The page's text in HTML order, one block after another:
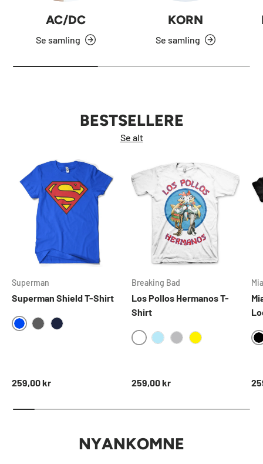
AC/DC
Se samling
KORN
Se samling
BESTSELLERE
Se alt
Superman
Superman Shield T-Shirt
BLUEDARKGREY
NAVY
Normal pris
259,00 kr
Breaking Bad
Los Pollos Hermanos T-
Shirt
WHITESKYBLUEHEATHERGREY
YELLOW
Normal pris
259,00 kr
NYANKOMNE